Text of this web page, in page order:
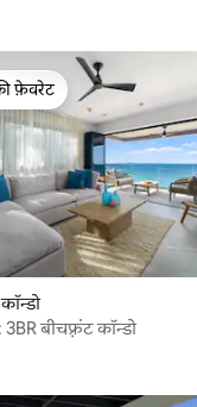
फ़ेवरेट
फ़ेवरेट
बीचफ़्रंट कॉन्डो